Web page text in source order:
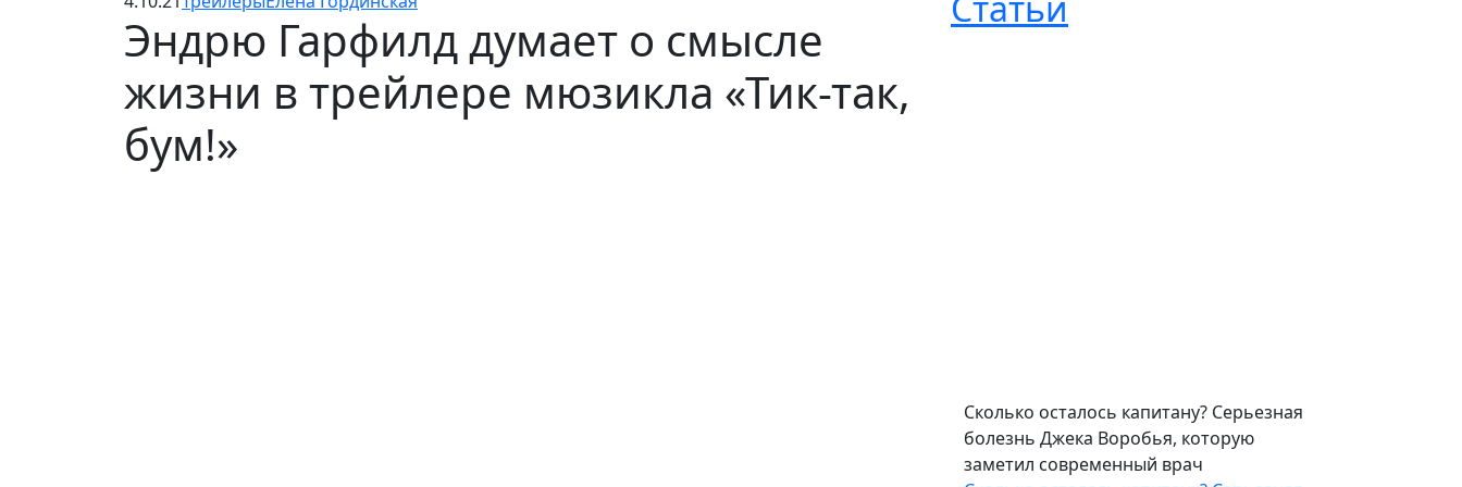
Эндрю Гарфилд думает о смысле
жизни в трейлере мюзикла «Тик-так,
бум!»
Сколько осталось капитану? Серьезная
болезнь Джека Воробья, которую
заметил современный врач